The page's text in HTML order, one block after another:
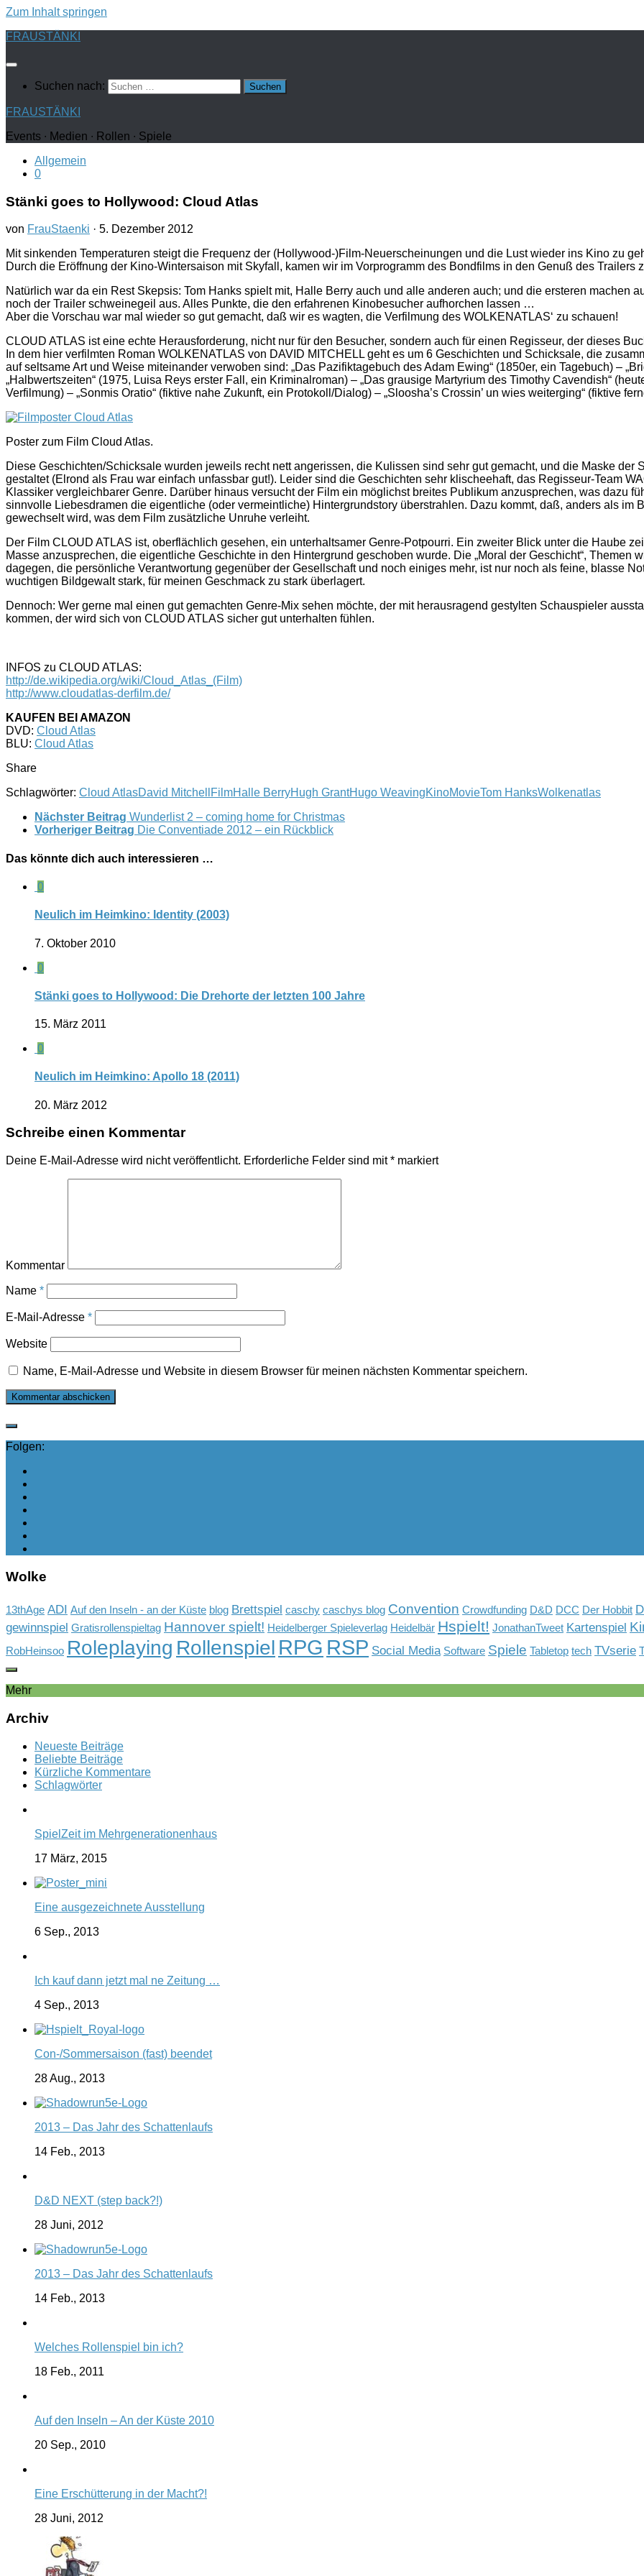
Zum Inhalt springen
FRAUSTÄNKI
Suchen nach:
FRAUSTÄNKI
Events ∙ Medien ∙ Rollen ∙ Spiele
Allgemein
0
Stänki goes to Hollywood: Cloud Atlas
von FrauStaenki · 5. Dezember 2012
Mit sinkenden Temperaturen steigt die Frequenz der (Hollywood-)Film-Neuerscheinungen und die Lust wieder ins Kino zu
Durch die Eröffnung der Kino-Wintersaison mit Skyfall, kamen wir im Vorprogramm des Bondfilms in den Genuß des Trailers
Natürlich war da ein Rest Skepsis: Tom Hanks spielt mit, Halle Berry auch und alle anderen auch; und die ersteren machen
noch der Trailer schweinegeil aus. Alles Punkte, die den erfahrenen Kinobesucher aufhorchen lassen …
Aber die Vorschau war mal wieder so gut gemacht, daß wir es wagten, die Verfilmung des WOLKENATLAS‘ zu schauen!
CLOUD ATLAS ist eine echte Herausforderung, nicht nur für den Besucher, sondern auch für einen Regisseur, der dieses
In dem hier verfilmten Roman WOLKENATLAS von DAVID MITCHELL geht es um 6 Geschichten und Schicksale, die
auf seltsame Art und Weise miteinander verwoben sind: „Das Pazifiktagebuch des Adam Ewing“ (1850er, ein Tagebuch) –
„Halbwertszeiten“ (1975, Luisa Reys erster Fall, ein Kriminalroman) – „Das grausige Martyrium des Timothy Cavendish“
Verfilmung) – „Sonmis Oratio“ (fiktive nahe Zukunft, ein Protokoll/Dialog) – „Sloosha’s Crossin’ un wies weiterging“ (fiktive
Poster zum Film Cloud Atlas.
Diese Geschichten/Schicksale wurden jeweils recht nett angerissen, die Kulissen sind sehr gut gemacht, und die Maske der
gestaltet (Elrond als Frau war einfach unfassbar gut!). Leider sind die Geschichten sehr klischeehaft, das Regisseur-Team
Klassiker vergleichbarer Genre. Darüber hinaus versucht der Film ein möglichst breites Publikum anzusprechen, was dazu
sinnvolle Liebesdramen die eigentliche (oder vermeintliche) Hintergrundstory überstrahlen. Dazu kommt, daß, anders als im
gewechselt wird, was dem Film zusätzliche Unruhe verleiht.
Der Film CLOUD ATLAS ist, oberflächlich gesehen, ein unterhaltsamer Genre-Potpourri. Ein zweiter Blick unter die Haube
Masse anzusprechen, die eigentliche Geschichte in den Hintergrund geschoben wurde. Die „Moral der Geschicht“, Themen
dagegen, die persönliche Verantwortung gegenüber der Gesellschaft und noch einiges mehr, ist nur noch als feine, blasse
wuchtigen Bildgewalt stark, für meinen Geschmack zu stark überlagert.
Dennoch: Wer gerne mal einen gut gemachten Genre-Mix sehen möchte, der mit herausragend gestylten Schauspieler
kommen, der wird sich von CLOUD ATLAS sicher gut unterhalten fühlen.
INFOS zu CLOUD ATLAS:
http://de.wikipedia.org/wiki/Cloud_Atlas_(Film)
http://www.cloudatlas-derfilm.de/
KAUFEN BEI AMAZON
DVD: Cloud Atlas
BLU: Cloud Atlas
Share
Schlagwörter: Cloud AtlasDavid Mitchell FilmHalle BerryHugh GrantHugo WeavingKinoMovieTom HanksWolkenatlas
Nächster Beitrag Wunderlist 2 – coming home for Christmas
Vorheriger Beitrag Die Conventiade 2012 – ein Rückblick
Das könnte dich auch interessieren …
0
Neulich im Heimkino: Identity (2003)
7. Oktober 2010
0
Stänki goes to Hollywood: Die Drehorte der letzten 100 Jahre
15. März 2011
0
Neulich im Heimkino: Apollo 18 (2011)
20. März 2012
Schreibe einen Kommentar
Deine E-Mail-Adresse wird nicht veröffentlicht. Erforderliche Felder sind mit* markiert
Kommentar
Name *
E-Mail-Adresse *
Website
Name, E-Mail-Adresse und Website in diesem Browser für meinen nächsten Kommentar speichern.
Folgen:
Wolke
13thAge ADI Auf den Inseln - an der Küste blog Brettspiel caschy caschys blog Convention Crowdfunding D&D DCC Der Hobbit
gewinnspiel Gratisrollenspieltag Hannover spielt! Heidelberger Spieleverlag Heidelbär Hspielt! JonathanTweet Kartenspiel
RobHeinsoo Roleplaying Rollenspiel RPG RSP Social Media Software Spiele Tabletop tech TVserie
Mehr
Archiv
Neueste Beiträge
Beliebte Beiträge
Kürzliche Kommentare
Schlagwörter
SpielZeit im Mehrgenerationenhaus
17 März, 2015
Eine ausgezeichnete Ausstellung
6 Sep., 2013
Ich kauf dann jetzt mal ne Zeitung …
4 Sep., 2013
Con-/Sommersaison (fast) beendet
28 Aug., 2013
2013 – Das Jahr des Schattenlaufs
14 Feb., 2013
D&D NEXT (step back?!)
28 Juni, 2012
2013 – Das Jahr des Schattenlaufs
14 Feb., 2013
Welches Rollenspiel bin ich?
18 Feb., 2011
Auf den Inseln – An der Küste 2010
20 Sep., 2010
Eine Erschütterung in der Macht?!
28 Juni, 2012